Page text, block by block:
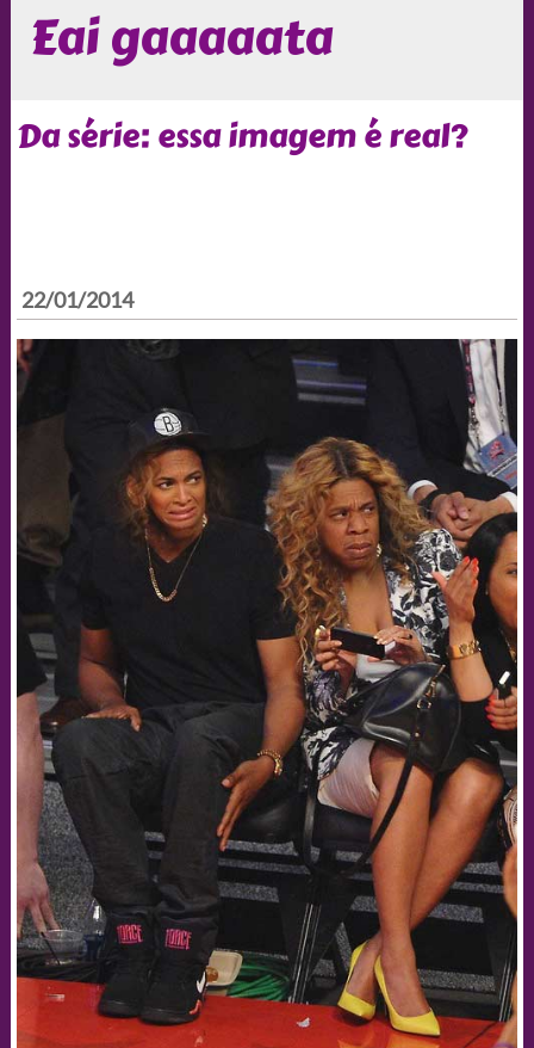
Eai gaaaaata
Da série: essa imagem é real?
22/01/2014